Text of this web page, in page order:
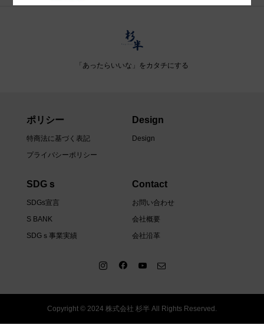
「あったらいいな」をカタチにする
ポリシー
特商法に基づく表記
プライバシーポリシー
Design
Design
SDGｓ
SDGs宣言
S BANK
SDGｓ事業実績
Contact
お問い合わせ
会社概要
会社沿革
Copyright © 2024 株式会社 杉半 All Rights Reserved.